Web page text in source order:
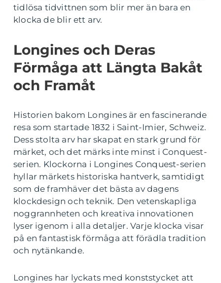
tidlösa tidvittnen som blir mer än bara en
klocka de blir ett arv.
Longines och Deras
Förmåga att Längta Bakåt
och Framåt
Historien bakom Longines är en fascinerande
resa som startade 1832 i Saint-Imier, Schweiz.
Dess stolta arv har skapat en stark grund för
märket, och det märks inte minst i Conquest-
serien. Klockorna i Longines Conquest-serien
hyllar märkets historiska hantverk, samtidigt
som de framhäver det bästa av dagens
klockdesign och teknik. Den vetenskapliga
noggrannheten och kreativa innovationen
lyser igenom i alla detaljer. Varje klocka visar
på en fantastisk förmåga att förädla tradition
och nytänkande.
Longines har lyckats med konststycket att